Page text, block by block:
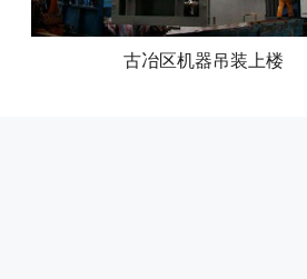
古冶区机器吊装上楼